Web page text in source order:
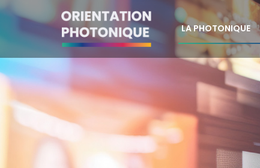
Aller
contenu
LA PHOTONIQUE